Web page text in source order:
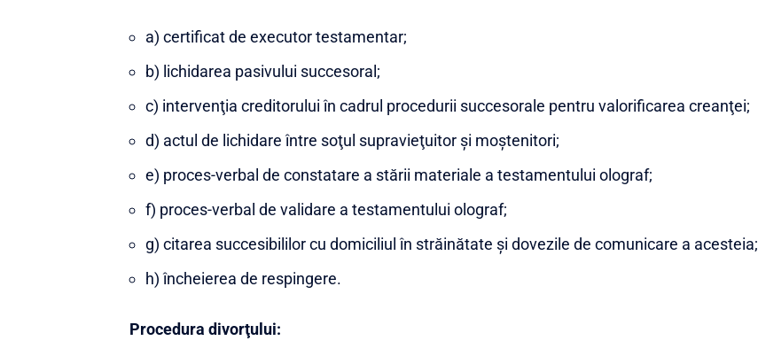
a) certificat de executor testamentar;
b) lichidarea pasivului succesoral;
c) intervenţia creditorului în cadrul procedurii succesorale pentru valorificarea creanţei;
d) actul de lichidare între soţul supravieţuitor şi moştenitori;
e) proces-verbal de constatare a stării materiale a testamentului olograf;
f) proces-verbal de validare a testamentului olograf;
g) citarea succesibililor cu domiciliul în străinătate şi dovezile de comunicare a acesteia;
h) încheierea de respingere.
Procedura divorţului: